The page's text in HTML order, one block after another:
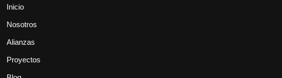
Inicio
Nosotros
Alianzas
Proyectos